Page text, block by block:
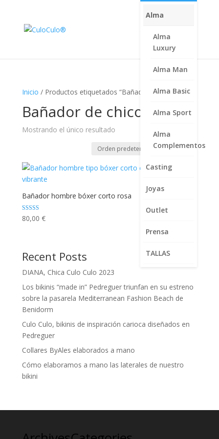
Alma
Alma
Luxury
Alma Man
Alma Basic
Alma Sport
Alma
Complementos
Casting
Joyas
Outlet
Prensa
TALLAS
Inicio / Productos etiquetados “Bañador de chico”
Bañador de chico
Mostrando el único resultado
Bañador hombre bóxer corto rosa
Valorado con
5.00
80,00 €
Recent Posts
DIANA, Chica Culo Culo 2023
Los bikinis “made in” Pedreguer triunfan en su estreno
sobre la pasarela Mediterranean Fashion Beach de
Benidorm
Culo Culo, bikinis de inspiración carioca diseñados en
Pedreguer
Collares ByAles elaborados a mano
Cómo elaboramos a mano las laterales de nuestro
bikini